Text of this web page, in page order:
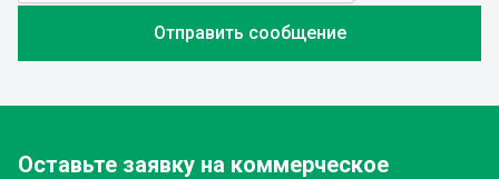
Оставьте заявку на коммерческое